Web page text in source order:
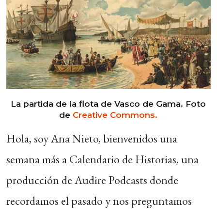
La partida de la flota de Vasco de Gama. Foto
de Creative Commons.
Hola, soy Ana Nieto, bienvenidos una
semana más a Calendario de Historias, una
producción de Audire Podcasts donde
recordamos el pasado y nos preguntamos